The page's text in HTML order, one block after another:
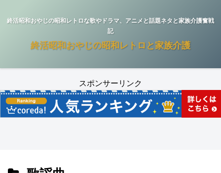
終活昭和おやじの昭和レトロな歌やドラマ、アニメと話題ネタと家族介護奮戦
記
終活昭和おやじの昭和レトロと家族介護
スポンサーリンク